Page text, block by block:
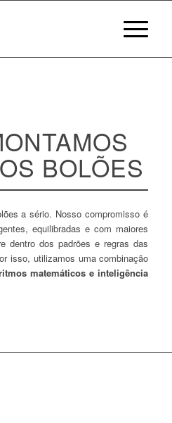
BOLÕES
a sério. Nosso compromisso é
equilibradas e com maiores
dentro dos padrões e regras das
isso, utilizamos uma combinação
matemáticos e inteligência